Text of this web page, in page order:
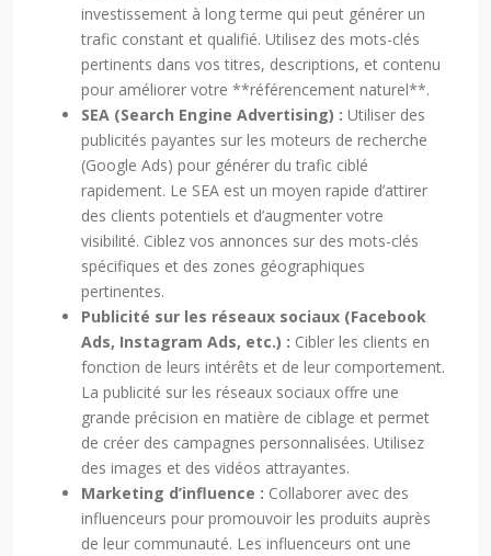
investissement à long terme qui peut générer un
trafic constant et qualifié. Utilisez des mots-clés
pertinents dans vos titres, descriptions, et contenu
pour améliorer votre **référencement naturel**.
SEA (Search Engine Advertising) : Utiliser des
publicités payantes sur les moteurs de recherche
(Google Ads) pour générer du trafic ciblé
rapidement. Le SEA est un moyen rapide d’attirer
des clients potentiels et d’augmenter votre
visibilité. Ciblez vos annonces sur des mots-clés
spécifiques et des zones géographiques
pertinentes.
Publicité sur les réseaux sociaux (Facebook
Ads, Instagram Ads, etc.) : Cibler les clients en
fonction de leurs intérêts et de leur comportement.
La publicité sur les réseaux sociaux offre une
grande précision en matière de ciblage et permet
de créer des campagnes personnalisées. Utilisez
des images et des vidéos attrayantes.
Marketing d’influence : Collaborer avec des
influenceurs pour promouvoir les produits auprès
de leur communauté. Les influenceurs ont une